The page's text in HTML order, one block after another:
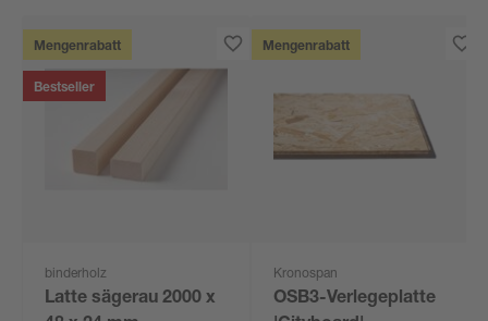
Mengenrabatt
Bestseller
binderholz
Latte sägerau 2000 x
Mengenrabatt
Kronospan
OSB3-Verlegeplatte